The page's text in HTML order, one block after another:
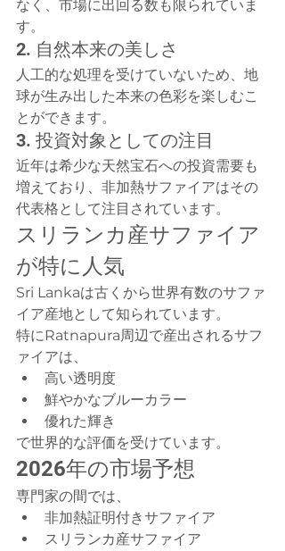
なく、市場に出回る数も限られていま
す。
2. 自然本来の美しさ
人工的な処理を受けていないため、地
球が生み出した本来の色彩を楽しむこ
とができます。
3. 投資対象としての注目
近年は希少な天然宝石への投資需要も
増えており、非加熱サファイアはその
代表格として注目されています。
スリランカ産サファイア
が特に人気
Sri Lankaは古くから世界有数のサファ
イア産地として知られています。
特にRatnapura周辺で産出されるサフ
ァイアは、
高い透明度
鮮やかなブルーカラー
優れた輝き
で世界的な評価を受けています。
2026年の市場予想
専門家の間では、
非加熱証明付きサファイア
スリランカ産サファイア